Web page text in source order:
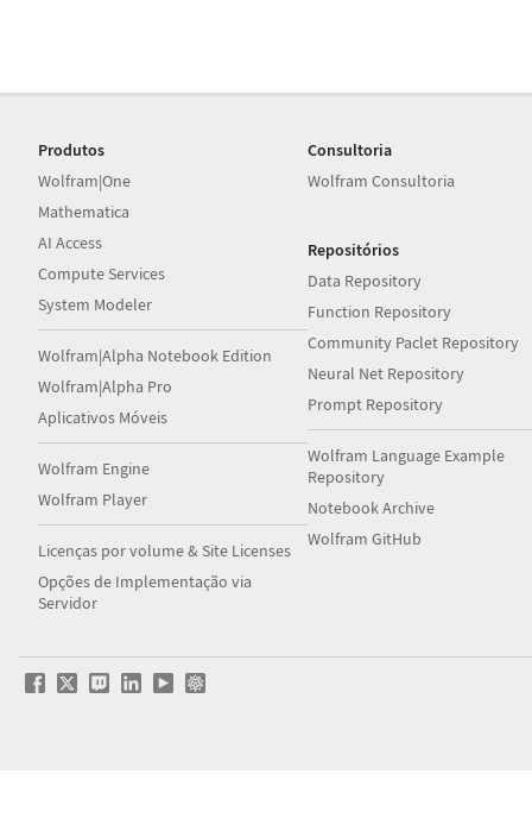
Produtos
Wolfram|One
Mathematica
AI Access
Compute Services
System Modeler
Wolfram|Alpha Notebook Edition
Wolfram|Alpha Pro
Aplicativos Móveis
Wolfram Engine
Wolfram Player
Licenças por volume & Site Licenses
Opções de Implementação via
Servidor
Consultoria
Wolfram Consultoria
Repositórios
Data Repository
Function Repository
Community Paclet Repository
Neural Net Repository
Prompt Repository
Wolfram Language Example
Repository
Notebook Archive
Wolfram GitHub